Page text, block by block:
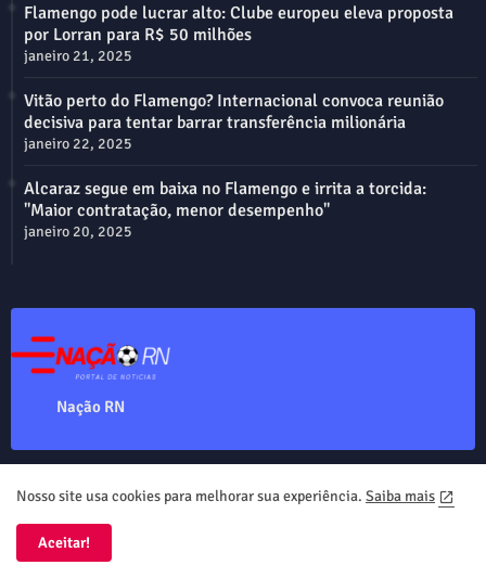
Flamengo pode lucrar alto: Clube europeu eleva proposta
por Lorran para R$ 50 milhões
janeiro 21, 2025
Vitão perto do Flamengo? Internacional convoca reunião
decisiva para tentar barrar transferência milionária
janeiro 22, 2025
Alcaraz segue em baixa no Flamengo e irrita a torcida:
"Maior contratação, menor desempenho"
janeiro 20, 2025
Nação RN
Home About Contact us Privacy Policy
Nosso site usa cookies para melhorar sua experiência. Saiba mais
Aceitar!